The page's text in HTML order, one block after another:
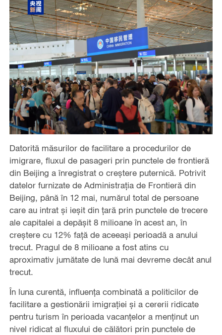
Datorită măsurilor de facilitare a procedurilor de
imigrare, fluxul de pasageri prin punctele de frontieră
din Beijing a înregistrat o creștere puternică. Potrivit
datelor furnizate de Administrația de Frontieră din
Beijing, până în 12 mai, numărul total de persoane
care au intrat și ieșit din țară prin punctele de trecere
ale capitalei a depășit 8 milioane în acest an, în
creștere cu 12% față de aceeași perioadă a anului
trecut. Pragul de 8 milioane a fost atins cu
aproximativ jumătate de lună mai devreme decât anul
trecut.
În luna curentă, influența combinată a politicilor de
facilitare a gestionării imigrației și a cererii ridicate
pentru turism în perioada vacanțelor a menținut un
nivel ridicat al fluxului de călători prin punctele de